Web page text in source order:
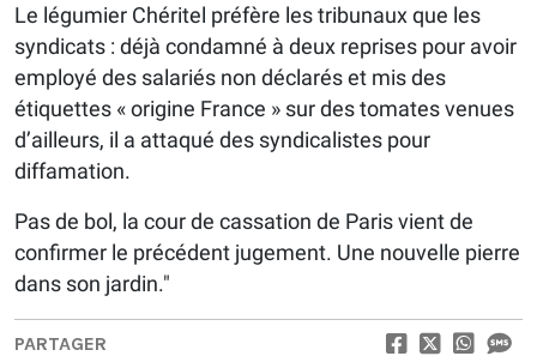
Le légumier Chéritel préfère les tribunaux que les
syndicats : déjà condamné à deux reprises pour avoir
employé des salariés non déclarés et mis des
étiquettes « origine France » sur des tomates venues
d’ailleurs, il a attaqué des syndicalistes pour
diffamation.
Pas de bol, la cour de cassation de Paris vient de
confirmer le précédent jugement. Une nouvelle pierre
dans son jardin."
PARTAGER